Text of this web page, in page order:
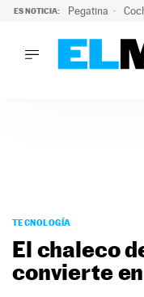
ES NOTICIA: Pegatina
PODCAST
MOTOS
TECNOLOGÍA
TECNOLOGÍA
El chaleco
convierte